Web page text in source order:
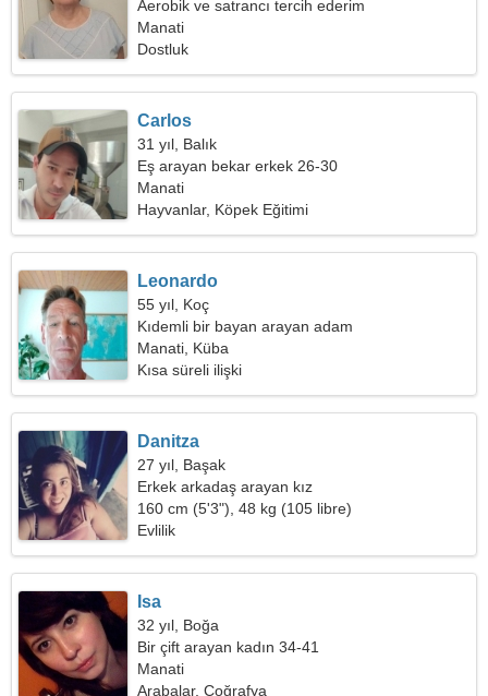
Aerobik ve satrancı tercih ederim
Manati
Dostluk
Carlos
31 yıl, Balık
Eş arayan bekar erkek 26-30
Manati
Hayvanlar, Köpek Eğitimi
Leonardo
55 yıl, Koç
Kıdemli bir bayan arayan adam
Manati, Küba
Kısa süreli ilişki
Danitza
27 yıl, Başak
Erkek arkadaş arayan kız
160 cm (5'3"), 48 kg (105 libre)
Evlilik
Isa
32 yıl, Boğa
Bir çift arayan kadın 34-41
Manati
Arabalar, Coğrafya